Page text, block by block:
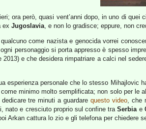
ora però, quasi vent’anni dopo, in uno di
ex Jugoslavia, e non lo gradisce; eppure, non
come nazista e genocida vorrei
personaggio si porta appresso è spesso
e che desidera rimpatriare a calci nel
esperienza personale che lo stesso Mihajlovic
minimo molto semplificata; non solo per le
tre minuti a guardarequesto video, che
nato e cresciuto proprio sul confine traSerbiae
Arkan cattura lo zio e gli telefona per chiedere